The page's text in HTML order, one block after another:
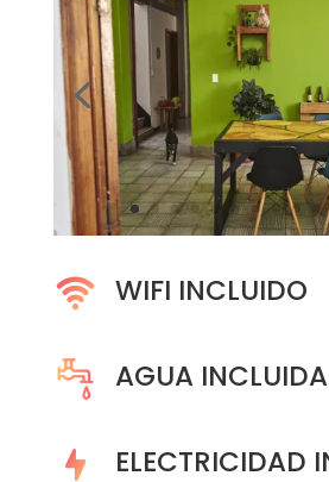
WIFI INCLUIDO
AGUA INCLUIDA
ELECTRICIDAD